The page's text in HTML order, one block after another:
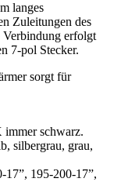
langes
Zuleitungen des
Verbindung erfolgt
7-pol Stecker.
sorgt für
immer schwarz.
silbergrau, grau,
17”, 195-200-17”,